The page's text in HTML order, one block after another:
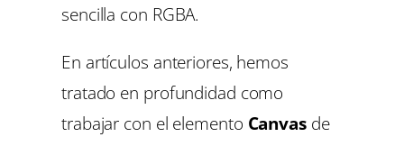
sencilla con RGBA.
En artículos anteriores, hemos
tratado en profundidad como
trabajar con el elemento Canvasde